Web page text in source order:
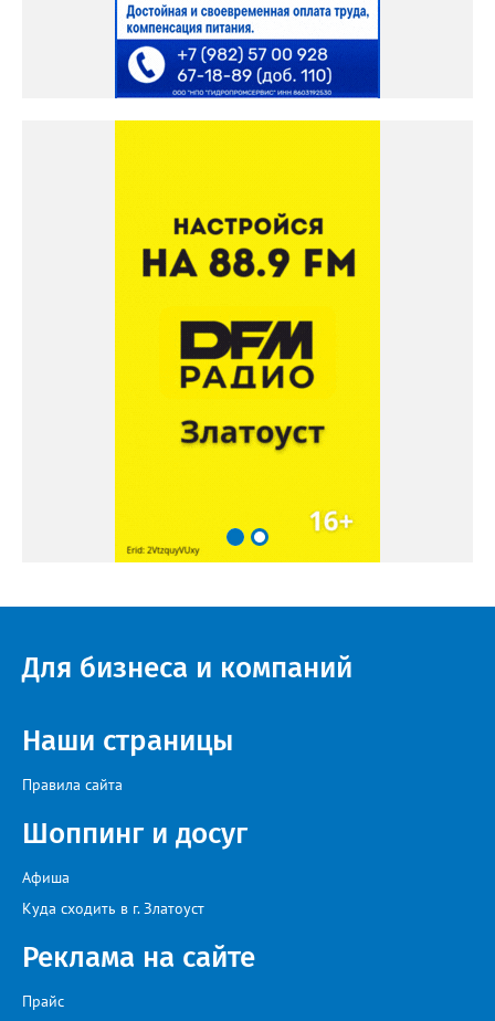
Для бизнеса и компаний
Наши страницы
Правила сайта
Шоппинг и досуг
Афиша
Куда сходить в г. Златоуст
Реклама на сайте
Прайс